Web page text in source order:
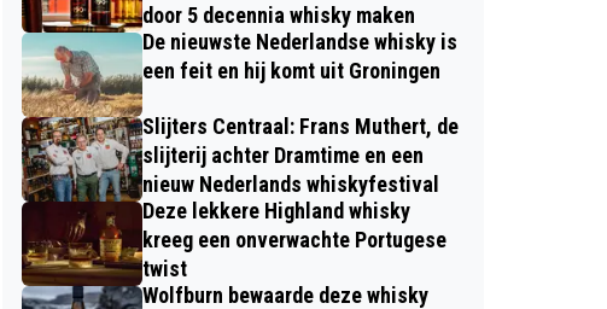
door 5 decennia whisky maken
De nieuwste Nederlandse whisky is
een feit en hij komt uit Groningen
Slijters Centraal: Frans Muthert, de
slijterij achter Dramtime en een
nieuw Nederlands whiskyfestival
Deze lekkere Highland whisky
kreeg een onverwachte Portugese
twist
Wolfburn bewaarde deze whisky